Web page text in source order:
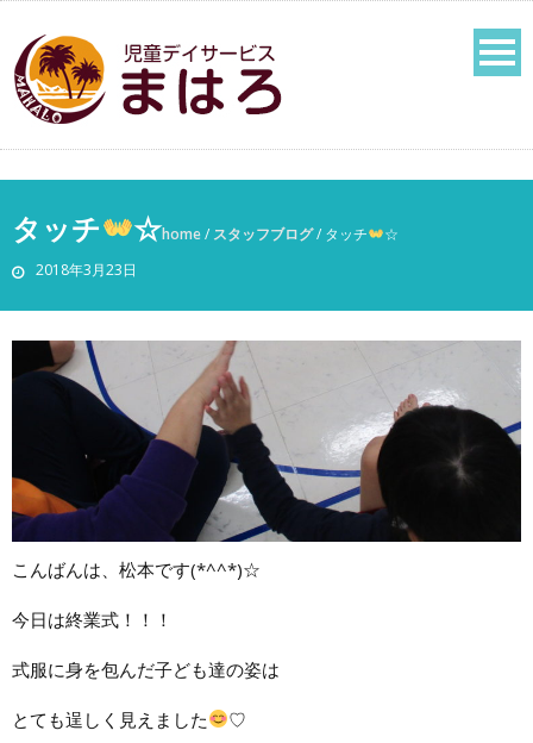
タッチ ☆
2018年3月23日
home/ スタッフブログ/ タッチ ☆
こんばんは、松本です(*^^*)☆
今日は終業式！！！
式服に身を包んだ子ども達の姿は
とても逞しく見えました ♡